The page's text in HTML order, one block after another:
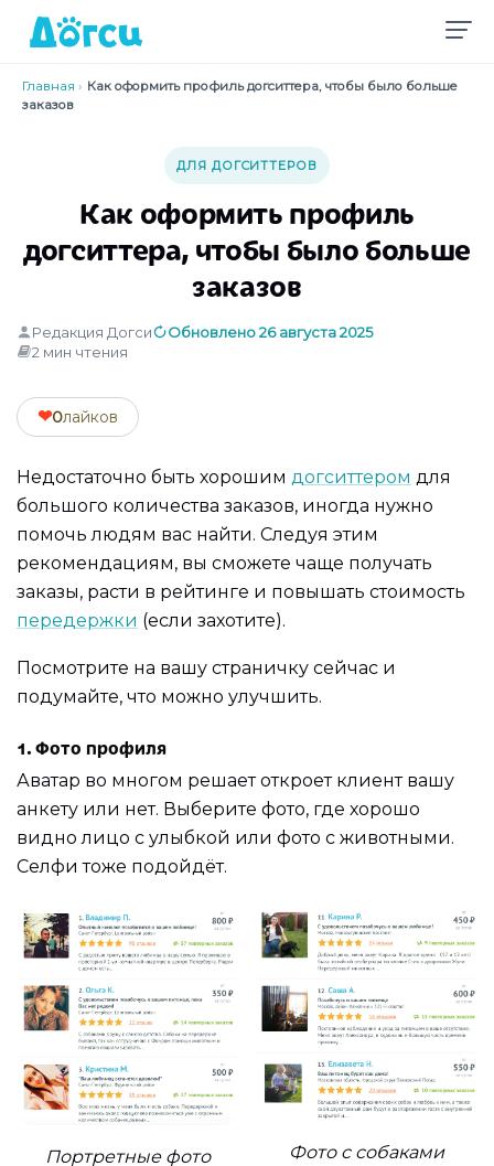
Главная › Как оформить профиль догситтера, чтобы было больше
заказов
ДЛЯ ДОГСИТТЕРОВ
Как оформить профиль
догситтера, чтобы было больше
заказов
Редакция Догси
Обновлено 26 августа 2025
2 мин чтения
❤0лайков
Недостаточно быть хорошим догситтером для
большого количества заказов, иногда нужно
помочь людям вас найти. Следуя этим
рекомендациям, вы сможете чаще получать
заказы, расти в рейтинге и повышать стоимость
передержки (если захотите).
Посмотрите на вашу страничку сейчас и
подумайте, что можно улучшить.
1. Фото профиля
Аватар во многом решает откроет клиент вашу
анкету или нет. Выберите фото, где хорошо
видно лицо с улыбкой или фото с животными.
Селфи тоже подойдёт.
Портретные фото Фото с собаками